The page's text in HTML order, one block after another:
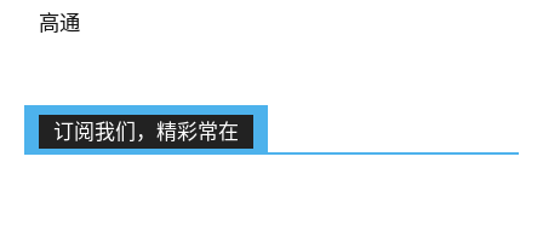
高通
订阅我们，精彩常在